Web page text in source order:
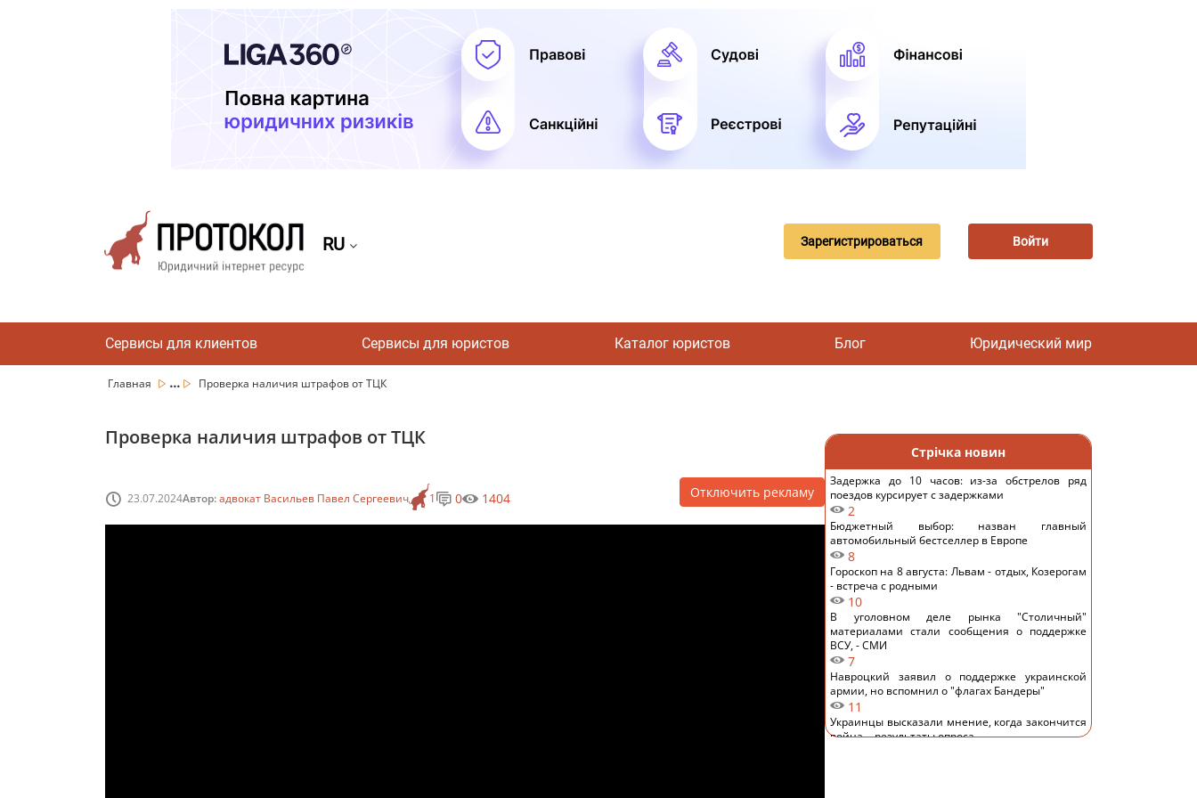
RU Зарегистрироваться Войти
Сервисы для клиентов Сервисы для юристов Каталог юристов Блог Юридический мир
Главная ... Проверка наличия штрафов от ТЦК
Проверка наличия штрафов от ТЦК
23.07.2024Автор:адвокат Васильев Павел Сергеевич 1 0 1404 Отключить рекламу
Стрічка новин
Задержка до 10 часов: из-за обстрелов ряд
поездов курсирует с задержками
2
Бюджетный выбор: назван главный
автомобильный бестселлер в Европе
8
Гороскоп на 8 августа: Львам - отдых, Козерогам
- встреча с родными
10
В уголовном деле рынка "Столичный"
материалами стали сообщения о поддержке
ВСУ, - СМИ
7
Навроцкий заявил о поддержке украинской
армии, но вспомнил о "флагах Бандеры"
11
Украинцы высказали мнение, когда закончится
война, - результаты опроса